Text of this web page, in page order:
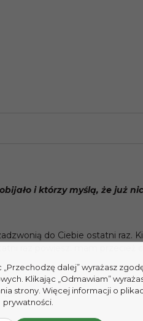
i którzy myślą, że już
do Ciebie ostatni raz.
Bo:
dalej” wyrażasz
Klikając „Odmawiam”
strony. Więcej informacji o
prywatności.